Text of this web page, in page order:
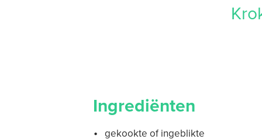
Ingrediënten
gekookte of ingeblikte